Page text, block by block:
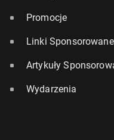
Promocje
Linki Sponsorowane
Artykuły
Wydarzenia